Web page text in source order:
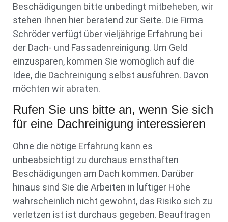
Beschädigungen bitte unbedingt mitbeheben, wir
stehen Ihnen hier beratend zur Seite. Die Firma
Schröder verfügt über vieljährige Erfahrung bei
der Dach- und Fassadenreinigung. Um Geld
einzusparen, kommen Sie womöglich auf die
Idee, die Dachreinigung selbst ausführen. Davon
möchten wir abraten.
Rufen Sie uns bitte an, wenn Sie sich
für eine Dachreinigung interessieren
Ohne die nötige Erfahrung kann es
unbeabsichtigt zu durchaus ernsthaften
Beschädigungen am Dach kommen. Darüber
hinaus sind Sie die Arbeiten in luftiger Höhe
wahrscheinlich nicht gewohnt, das Risiko sich zu
verletzen ist ist durchaus gegeben. Beauftragen